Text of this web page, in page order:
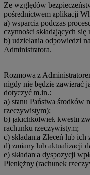
Ze względów
pośrednictwem aplikacji
a) wsparcia podczas
czynności składających
b) udzielania odpowiedzi
Administratora.
Rozmowa z
nigdy nie będzie zawierać
dotyczyć m.in.:
a) stanu Państwa środków
rzeczywistym);
b) jakichkolwiek kwestii
rachunku rzeczywistym;
c) składania Zleceń lub
d) zmiany lub aktualizacji
e) składania dyspozycji
Pieniężny (rachunek